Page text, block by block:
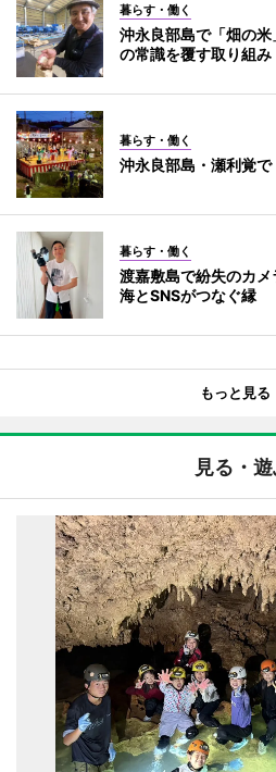
暮らす・働く
沖永良部島で「畑の
の常識を覆す取り組み
暮らす・働く
沖永良部島・瀬利覚で
暮らす・働く
渡嘉敷島で紛失のカ
海とSNSがつなぐ縁
もっと見る
見る・